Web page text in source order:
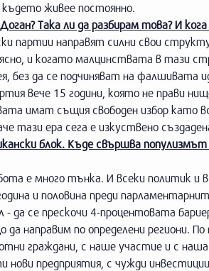
живее постоянно.
Така ли да разбирам това? И
партии направят силни свои
и когато малцинствата в тази
без да се подчиняват на фалшивата
вече 15 години, която не прави
имат същия свободен избор като
тази ера сега е изкуствено
блок. Къде свършва
е много тънка. И всеки политик и
и половина преди
- да се прескочи 4-процентовата
направим по определени региони.
граждани, с наше участие и с
нови предприятия, с чужди